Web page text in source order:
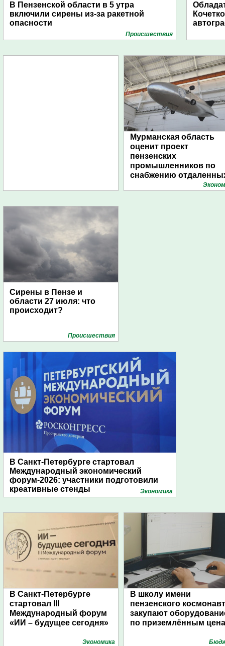
В Пензенской области в 5 утра
включили сирены из-за ракетной
опасности
Проиcшествия
Мурманская область
оценит проект
пензенских
промышленников по
снабжению
поселений с помощью
Сирены в Пензе и
области 27 июля: что
происходит?
Проиcшествия
В Санкт-Петербурге стартовал
Международный экономический
форум-2026: участники подготовили
креативные стенды
Экономика
В Санкт-Петербурге
стартовал III
Международный форум
«ИИ – будущее сегодня»
Экономика
В школу имени
пензенского
закупают
по приземлённым